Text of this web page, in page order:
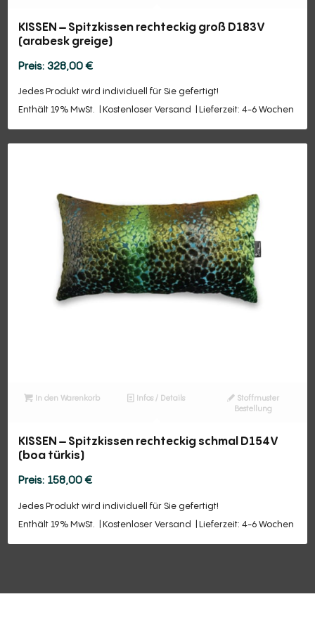
KISSEN – Spitzkissen rechteckig groß D183V
(arabesk greige)
328,00€
Jedes Produkt wird individuell für Sie gefertigt!
Enthält 19% MwSt.
Kostenloser Versand Lieferzeit: 4-6 Wochen
In den Warenkorb Infos / Details
Stoffmuster
Bestellung
KISSEN – Spitzkissen rechteckig schmal D154V
(boa türkis)
158,00€
Jedes Produkt wird individuell für Sie gefertigt!
Enthält 19% MwSt.
Kostenloser Versand Lieferzeit: 4-6 Wochen